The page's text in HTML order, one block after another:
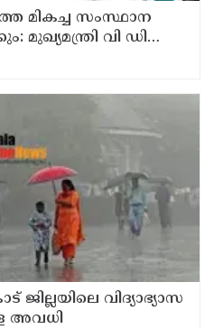
മികച്ച സംസ്ഥാന
മുഖ്യമന്ത്രി വി ഡി
വിദ്യാഭ്യാസ
അവധി